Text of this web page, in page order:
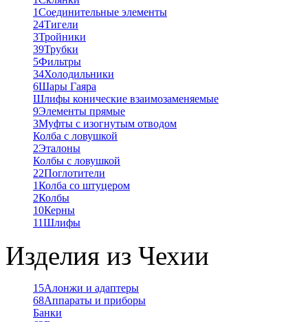
1Соединительные элементы
24Тигели
3Тройники
39Трубки
5Фильтры
34Холодильники
6Шары Гаяра
Шлифы конические взаимозаменяемые
9Элементы прямые
3Муфты с изогнутым отводом
Колба с ловушкой
2Эталоны
Колбы с ловушкой
22Поглотители
1Колба со штуцером
2Колбы
10Керны
11Шлифы
Изделия из Чехии
15Алонжи и адаптеры
68Аппараты и приборы
Банки